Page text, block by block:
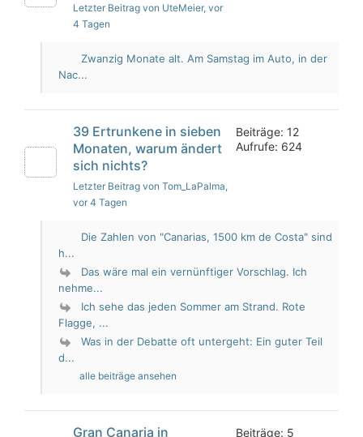
Letzter Beitrag von UteMeier, vor
4 Tagen
Zwanzig Monate alt. Am Samstag im Auto, in der
Nac...
39 Ertrunkene in sieben
Monaten, warum ändert
sich nichts?
Letzter Beitrag von Tom_LaPalma,
vor 4 Tagen
Beiträge: 12
Aufrufe: 624
Die Zahlen von "Canarias, 1500 km de Costa" sind
h...
Das wäre mal ein vernünftiger Vorschlag. Ich
nehme...
Ich sehe das jeden Sommer am Strand. Rote
Flagge, ...
Was in der Debatte oft untergeht: Ein guter Teil
d...
alle beiträge ansehen
Gran Canaria in
Beiträge: 5